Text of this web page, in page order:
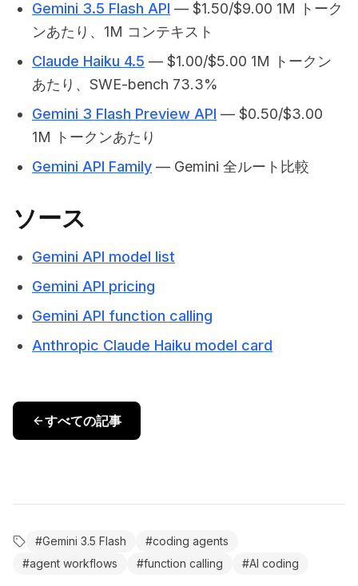
Gemini 3.5 Flash API — $1.50/$9.00 1M トーク
ンあたり、1M コンテキスト
Claude Haiku 4.5 — $1.00/$5.00 1M トークン
あたり、SWE-bench 73.3%
Gemini 3 Flash Preview API — $0.50/$3.00
1M トークンあたり
Gemini API Family — Gemini 全ルート比較
ソース
Gemini API model list
Gemini API pricing
Gemini API function calling
Anthropic Claude Haiku model card
すべての記事
#Gemini 3.5 Flash #coding agents
#agent workflows #function calling #AI coding